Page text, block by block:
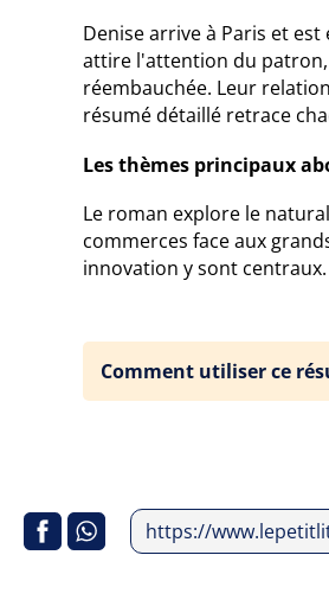
Denise arrive à Paris et
attire l'attention du patron,
réembauchée. Leur
résumé détaillé retrace
Les thèmes principaux
Le roman explore le
commerces face aux
innovation y sont
Comment utiliser ce
https://